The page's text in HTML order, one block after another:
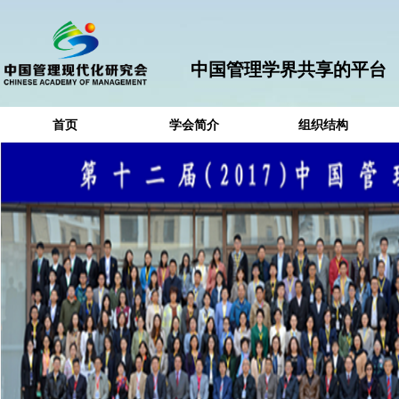
中国管理学界共享的平台
首页 学会简介 组织结构